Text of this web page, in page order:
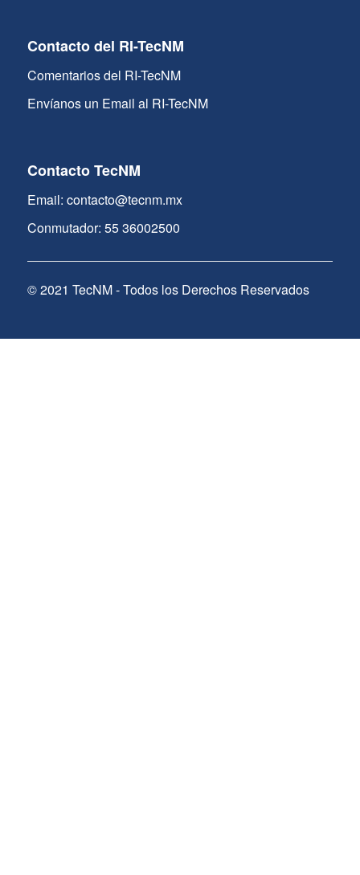
Contacto del RI-TecNM
Comentarios del RI-TecNM
Envíanos un Email al RI-TecNM
Contacto TecNM
Email: contacto@tecnm.mx
Conmutador: 55 36002500
© 2021 TecNM - Todos los Derechos Reservados